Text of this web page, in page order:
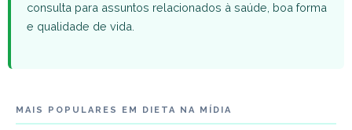
consulta para assuntos relacionados à saúde, boa forma
e qualidade de vida.
MAIS POPULARES EM DIETA NA MÍDIA